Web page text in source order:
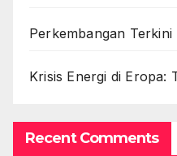
Perkembangan
Krisis Energi di Eropa:
Recent Comments